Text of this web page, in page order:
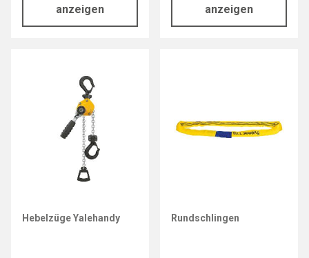
anzeigen
anzeigen
Hebelzüge Yalehandy Rundschlingen